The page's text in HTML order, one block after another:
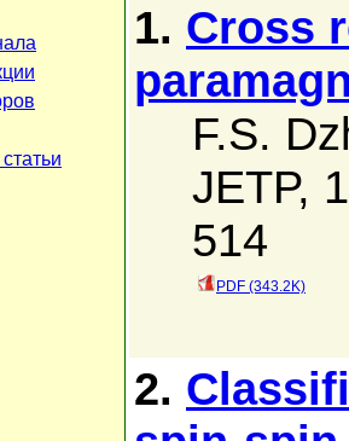
1. Cross
F.S.
JETP,
514
PDF (343.2K)
2.